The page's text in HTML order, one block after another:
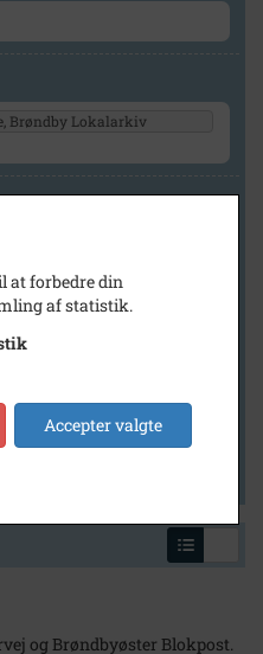
Brøndby Lokalarkiv
og Brøndbyøster Blokpost.
at forbedre din
af statistik.
Accepter valgte